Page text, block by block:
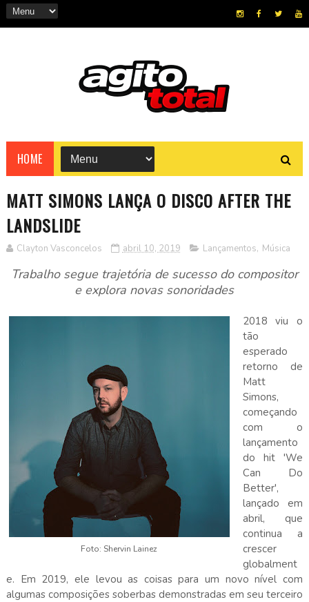
HOME
MATT SIMONS LANÇA O DISCO AFTER THE
LANDSLIDE
Clayton Vasconcelos abril 10, 2019 Lançamentos, Música
Trabalho segue trajetória de sucesso do compositor
e explora novas sonoridades
Foto: Shervin Lainez
2018 viu o
tão
esperado
retorno de
Matt
Simons,
começando
com o
lançamento
do hit 'We
Can Do
Better',
lançado em
abril, que
continua a
crescer
globalment
e. Em 2019, ele levou as coisas para um novo nível com
algumas composições soberbas demonstradas em seu terceiro